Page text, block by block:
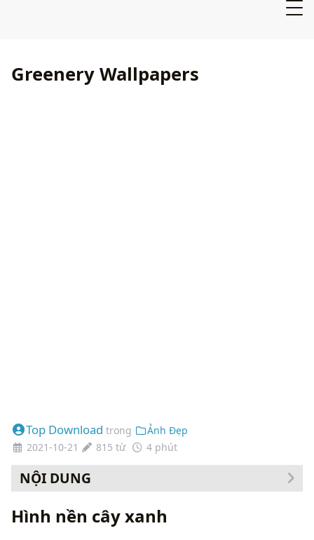
Greenery Wallpapers
Top Download trong
Ảnh Đẹp
2021-10-21
815 từ 4 phút
NỘI DUNG
Hình nền cây xanh